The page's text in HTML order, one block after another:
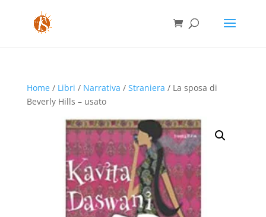
Home/ Libri / Narrativa / Straniera / La sposa di
Beverly Hills – usato